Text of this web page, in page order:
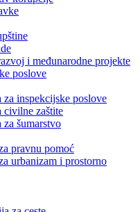
i međunarodne projekte
poslove
inspekcijske poslove
civilne zaštite
šumarstvo
pravnu pomoć
urbanizam i prostorno